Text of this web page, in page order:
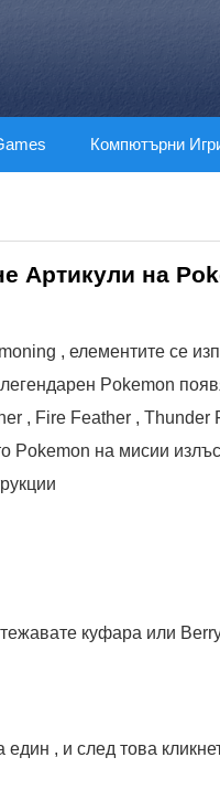
Компютърни
Артикули на
, елементите се
Pokemon
, Fire Feather , Thunder
Pokemon на мисии
куфара или
, и след това